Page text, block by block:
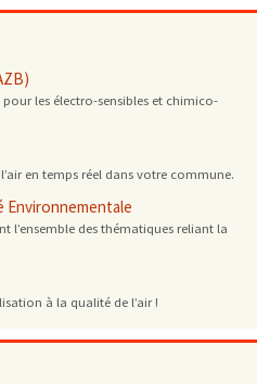
pour les électro-sensibles et chimico-
en temps réel dans votre commune.
l’ensemble des thématiques reliant la
à la qualité de l’air !